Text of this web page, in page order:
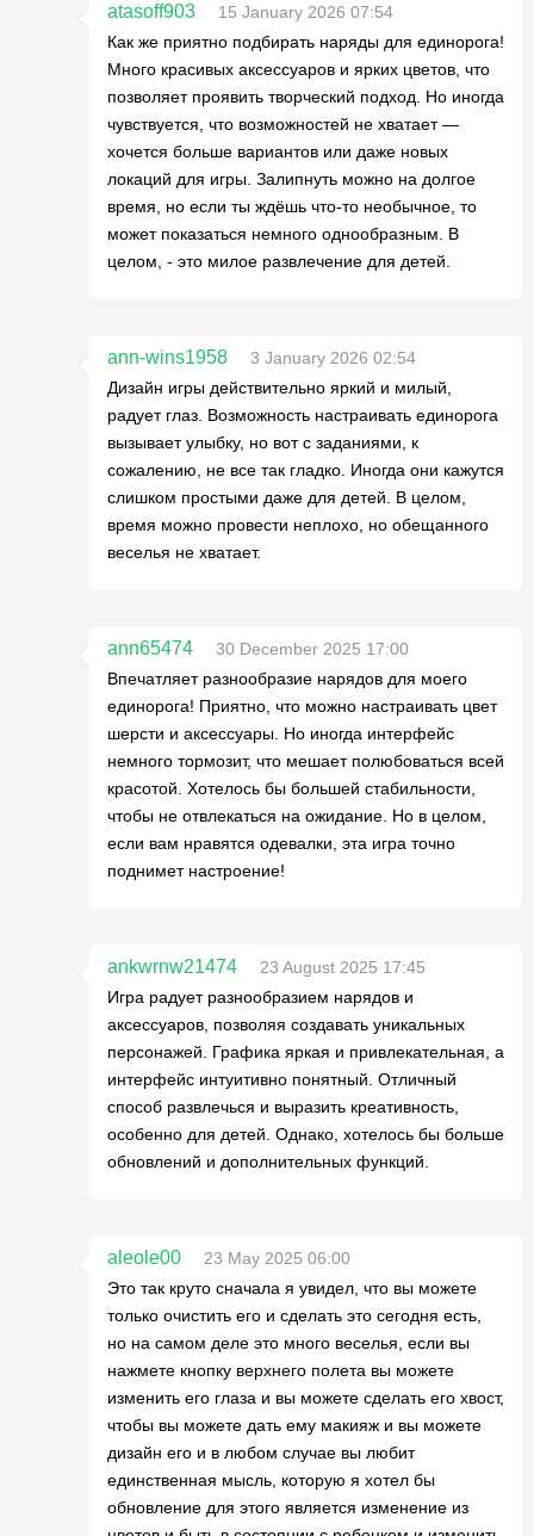
atasoff903
15 January 2026 07:54
Как же приятно подбирать наряды для единорога!
Много красивых аксессуаров и ярких цветов, что
позволяет проявить творческий подход. Но иногда
чувствуется, что возможностей не хватает —
хочется больше вариантов или даже новых
локаций для игры. Залипнуть можно на долгое
время, но если ты ждёшь что-то необычное, то
может показаться немного однообразным. В
целом, - это милое развлечение для детей.
ann-wins1958
3 January 2026 02:54
Дизайн игры действительно яркий и милый,
радует глаз. Возможность настраивать единорога
вызывает улыбку, но вот с заданиями, к
сожалению, не все так гладко. Иногда они кажутся
слишком простыми даже для детей. В целом,
время можно провести неплохо, но обещанного
веселья не хватает.
ann65474
30 December 2025 17:00
Впечатляет разнообразие нарядов для моего
единорога! Приятно, что можно настраивать цвет
шерсти и аксессуары. Но иногда интерфейс
немного тормозит, что мешает полюбоваться всей
красотой. Хотелось бы большей стабильности,
чтобы не отвлекаться на ожидание. Но в целом,
если вам нравятся одевалки, эта игра точно
поднимет настроение!
ankwrnw21474
23 August 2025 17:45
Игра радует разнообразием нарядов и
аксессуаров, позволяя создавать уникальных
персонажей. Графика яркая и привлекательная, а
интерфейс интуитивно понятный. Отличный
способ развлечься и выразить креативность,
особенно для детей. Однако, хотелось бы больше
обновлений и дополнительных функций.
aleole00
23 May 2025 06:00
Это так круто сначала я увидел, что вы можете
только очистить его и сделать это сегодня есть,
но на самом деле это много веселья, если вы
нажмете кнопку верхнего полета вы можете
изменить его глаза и вы можете сделать его хвост,
чтобы вы можете дать ему макияж и вы можете
дизайн его и в любом случае вы любит
единственная мысль, которую я хотел бы
обновление для этого является изменение из